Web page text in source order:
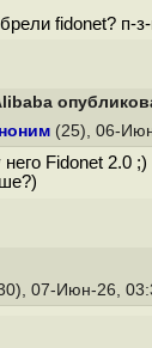
fidonet? п-
(25), 06-
Fidonet 2.0 ;)
07-Июн-26,